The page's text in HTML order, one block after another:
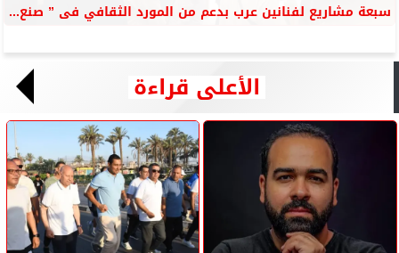
سبعة مشاريع لفنانين عرب بدعم من المورد الثقافي فى ” صنع...
الأعلى قراءة